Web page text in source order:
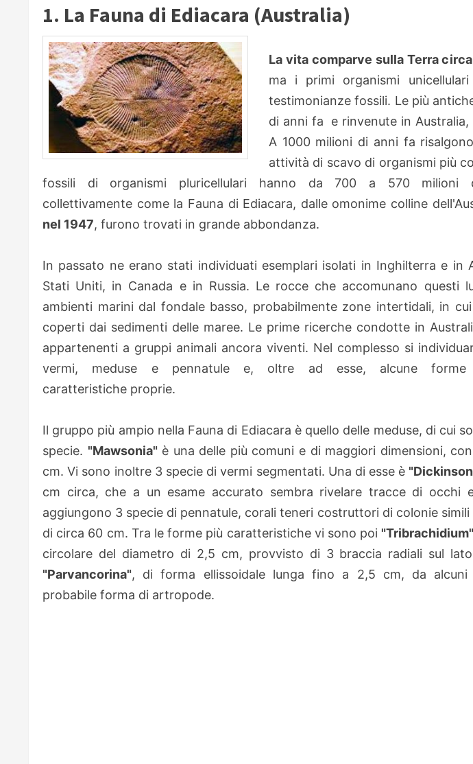
1. La Fauna di Ediacara (Australia)
La vita comparve sulla Terra
ma i primi organismi
testimonianze fossili. Le più
di anni fa e rinvenute in
A 1000 milioni di anni fa
attività di scavo di organismi più
fossili di organismi pluricellulari hanno da 700 a 570
collettivamente come la Fauna di Ediacara, dalle omonime colline
nel 1947, furono trovati in grande abbondanza.
In passato ne erano stati individuati esemplari isolati in Inghilterra e in
Stati Uniti, in Canada e in Russia. Le rocce che accomunano questi
ambienti marini dal fondale basso, probabilmente zone intertidali, in
coperti dai sedimenti delle maree. Le prime ricerche condotte in
appartenenti a gruppi animali ancora viventi. Nel complesso si
vermi, meduse e pennatule e, oltre ad esse, alcune forme
caratteristiche proprie.
Il gruppo più ampio nella Fauna di Ediacara è quello delle meduse, di cui
specie. "Mawsonia"è una delle più comuni e di maggiori dimensioni,
cm. Vi sono inoltre 3 specie di vermi segmentati. Una di esse è
cm circa, che a un esame accurato sembra rivelare tracce di occhi
aggiungono 3 specie di pennatule, corali teneri costruttori di colonie simili
di circa 60 cm. Tra le forme più caratteristiche vi sono poi "Tribrachidium"
circolare del diametro di 2,5 cm, provvisto di 3 braccia radiali sul
"Parvancorina", di forma ellissoidale lunga fino a 2,5 cm, da alcuni
probabile forma di artropode.